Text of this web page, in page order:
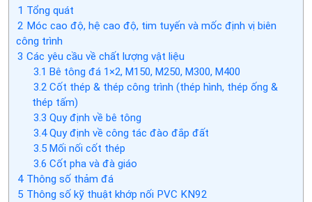
1 Tổng quát
2 Móc cao độ, hệ cao độ, tim tuyến và mốc định vị biên
công trình
3 Các yêu cầu về chất lượng vật liệu
3.1 Bê tông đá 1×2, M150, M250, M300, M400
3.2Cốt thép & thép công trình (thép hình, thép ống &
thép tấm)
3.3 Quy định về bê tông
3.4Quy định về công tác đào đắp đất
3.5Mối nối cốt thép
3.6 Cốt pha và đà giáo
4 Thông số thảm đá
5 Thông số kỹ thuật khớp nối PVC KN92